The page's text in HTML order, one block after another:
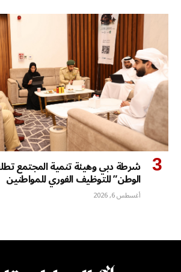
شرطة دبي وهيئة تنمية المجتمع
الوطن” للتوظيف الفوري للمواطنين
أغسطس 6, 2026